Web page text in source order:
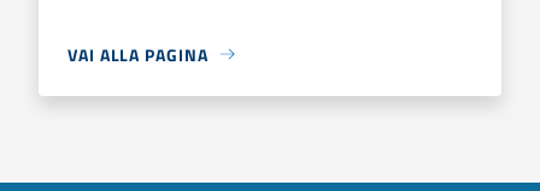
VAI ALLA PAGINA